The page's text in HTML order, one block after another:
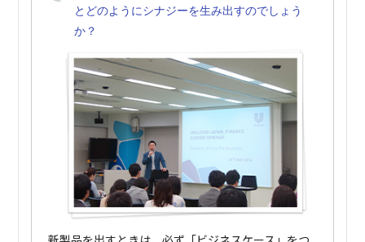
とどのようにシナジーを生み出すのでしょう
か？